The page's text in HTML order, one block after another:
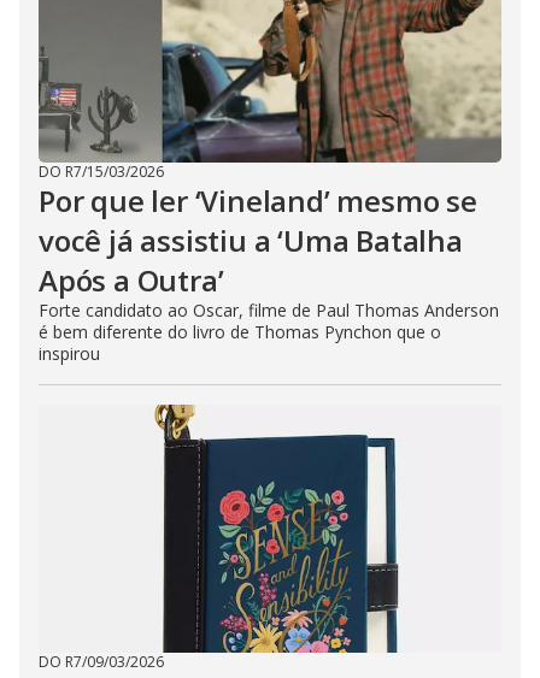
DO R7/15/03/2026
Por que ler ‘Vineland’ mesmo se
você já assistiu a ‘Uma Batalha
Após a Outra’
Forte candidato ao Oscar, filme de Paul Thomas Anderson
é bem diferente do livro de Thomas Pynchon que o
inspirou
DO R7/09/03/2026